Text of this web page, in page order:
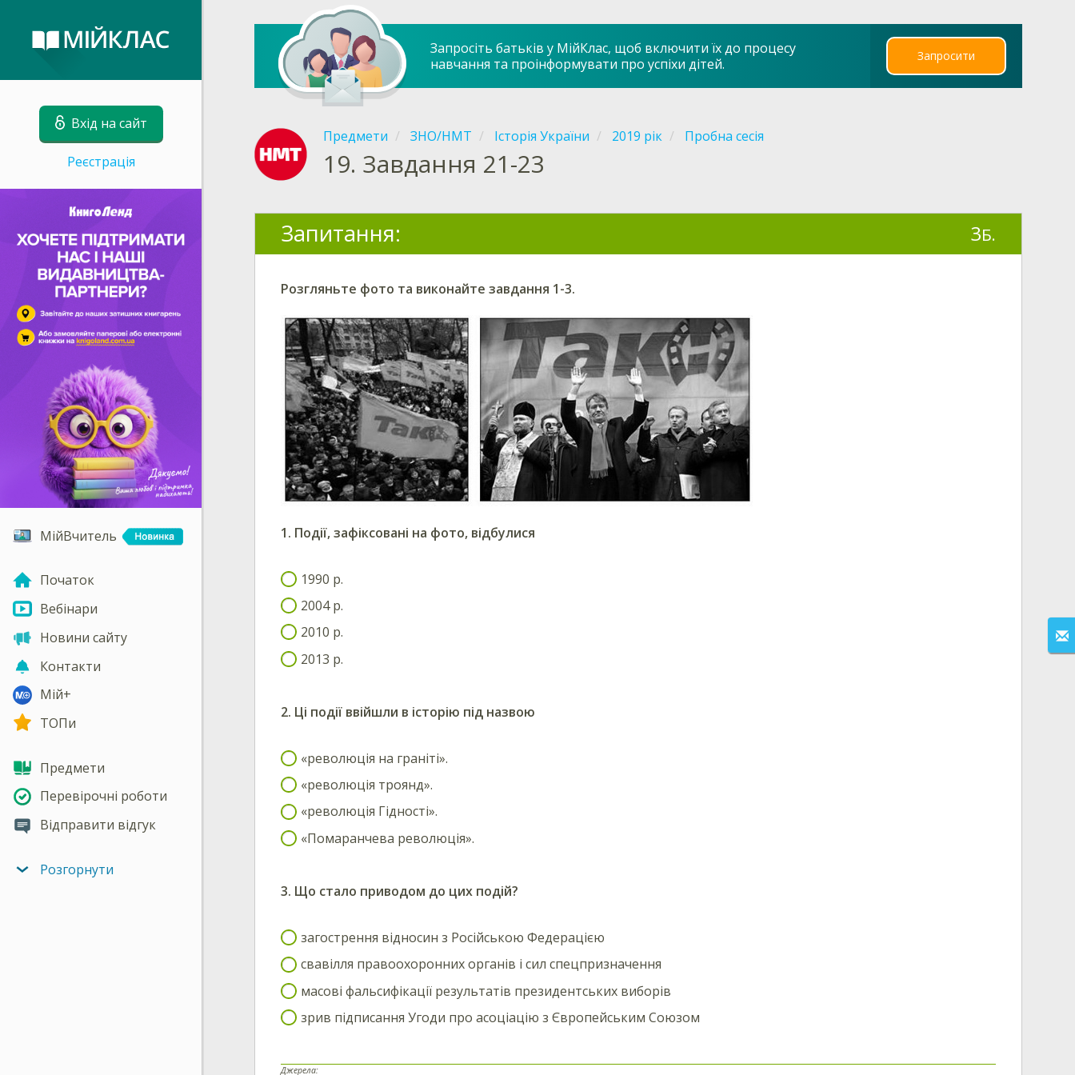
Вхід на сайт
Реєстрація
МійВчитель
Початок
Вебінари
Новини сайту
Контакти
Мій+
ТОПи
Предмети
Перевірочні роботи
Відправити відгук
Розгорнути
Запросіть батьків у МійКлас, щоб включити їх до процесу
навчання та проінформувати про успіхи дітей.
Запросити
Предмети ЗНО/НМТ Історія України 2019 рік Пробна сесія
19. Завдання 21-23
Запитання: 3Б.
Розгляньте фото та виконайте завдання 1-3.
1. Події, зафіксовані на фото, відбулися
1990 р.
2004 р.
2010 р.
2013 р.
2. Ці події ввійшли в історію під назвою
«революція на граніті».
«революція троянд».
«революція Гідності».
«Помаранчева революція».
3. Що стало приводом до цих подій?
загострення відносин з Російською Федерацією
свавілля правоохоронних органів і сил спецпризначення
масові фальсифікації результатів президентських виборів
зрив підписання Угоди про асоціацію з Європейським Союзом
Джерела: